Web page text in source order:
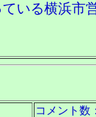
いる横浜市
コメント